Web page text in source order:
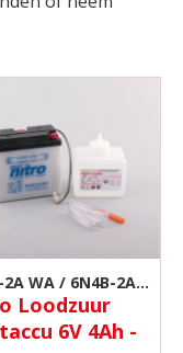
2A WA / 6N4B-2A |
accu
Loodzuur
6V 4Ah -